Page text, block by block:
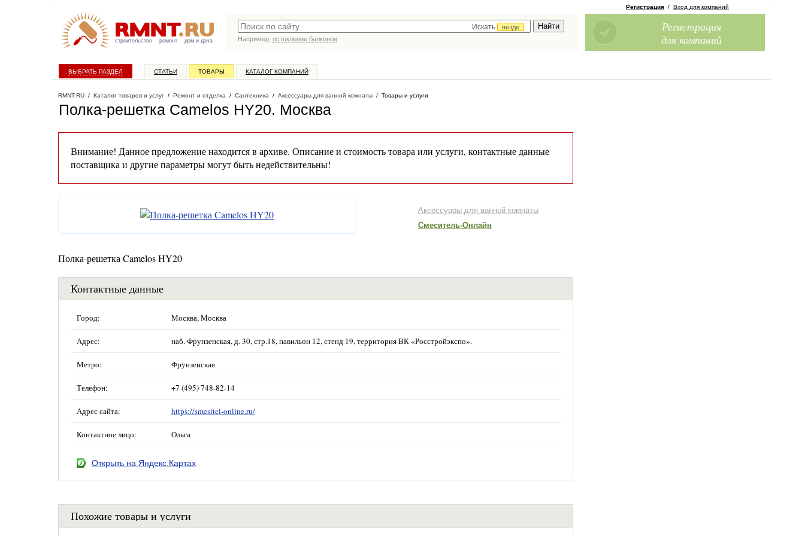
строительство ремонт дом и дача
Искать
везде
Например, остекление балконов
Регистрация / Вход для компаний
Регистрация
для компаний
ВЫБРАТЬ РАЗДЕЛ СТАТЬИ ТОВАРЫ КАТАЛОГ КОМПАНИЙ
RMNT.RU / Каталог товаров и услуг / Ремонт и отделка / Сантехника / Аксессуары для ванной комнаты / Товары и услуги
Полка-решетка Camelos HY20. Москва
Внимание! Данное предложение находится в архиве. Описание и стоимость товара или услуги, контактные данные
поставщика и другие параметры могут быть недействительны!
Аксессуары для ванной комнаты
Смеситель-Онлайн
Полка-решетка Camelos HY20
Контактные данные
Город: Москва, Москва
Адрес: наб. Фрунзенская, д. 30, стр.18, павильон 12, стенд 19, территория ВК «Росстройэкспо».
Метро: Фрунзенская
Телефон: +7 (495) 748-82-14
Адрес сайта: https://smesitel-online.ru/
Контактное лицо: Ольга
Открыть на Яндекс.Картах
Похожие товары и услуги